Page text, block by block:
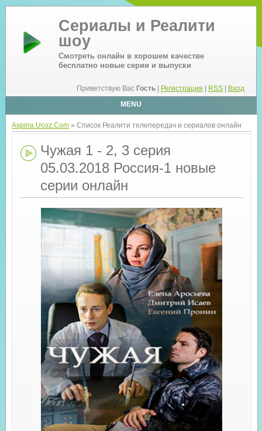
Сериалы и Реалити
шоу
Смотреть онлайн в хорошем качестве
бесплатно новые серии и выпуски
Приветствую Вас Гость Регистрация RSS
Вход
MENU
Aspina.Ucoz.Com» Список Реалити телепередач и сериалов онлайн
Чужая 1 - 2, 3 серия
05.03.2018 Россия-1 новые
серии онлайн